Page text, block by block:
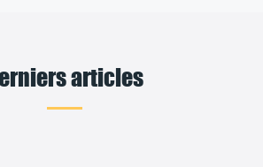
articles